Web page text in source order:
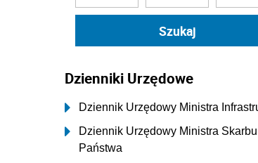
Dzienniki Urzędowe
Dziennik Urzędowy Ministra
Dziennik Urzędowy Ministra Skarbu
Państwa